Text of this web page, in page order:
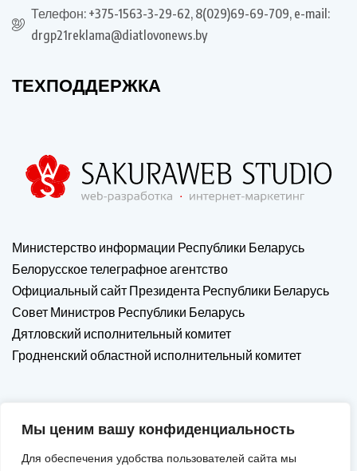
Мы ценим вашу конфиденциальность
Для обеспечения удобства пользователей сайта мы
Телефон: +375-1563-3-29-62, 8(029)69-69-709, e-mail:
drgp21reklama@diatlovonews.by
ТЕХПОДДЕРЖКА
Министерство информации Республики Беларусь
Белорусское телеграфное агентство
Официальный сайт Президента Республики Беларусь
Совет Министров Республики Беларусь
Дятловский исполнительный комитет
Гродненский областной исполнительный комитет